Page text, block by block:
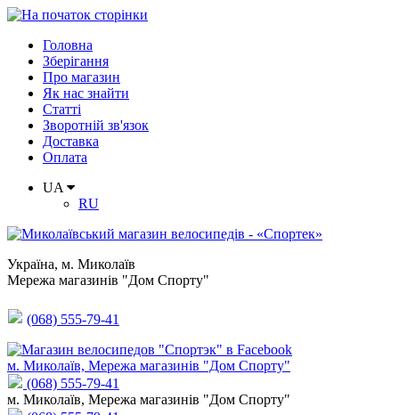
Головна
Зберігання
Про магазин
Як нас знайти
Статті
Зворотній зв'язок
Доставка
Оплата
UA
RU
Україна, м. Миколаїв
Мережа магазинів "Дом Спорту"
(068) 555-79-41
м. Миколаїв, Мережа магазинів "Дом Спорту"
(068) 555-79-41
м. Миколаїв, Мережа магазинів "Дом Спорту"